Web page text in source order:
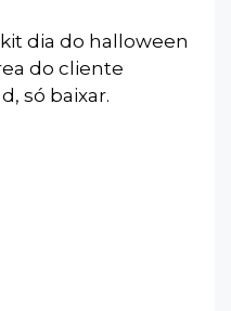
dia do halloween
do cliente
só baixar.